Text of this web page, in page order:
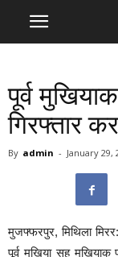
पूर्व
गिरफ्तार
By admin - January 29,
मुजफ्फरपुर, मिथिला
पूर्व मुखिया सह